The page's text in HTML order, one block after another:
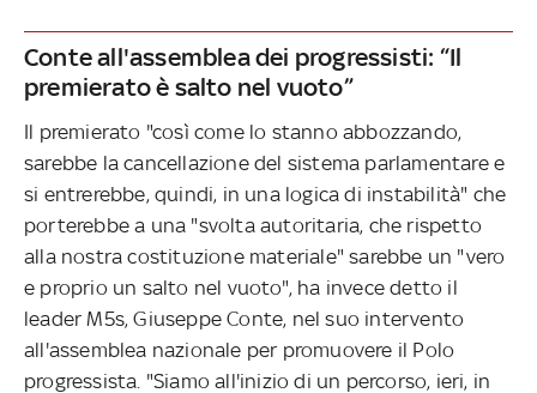
Conte all'assemblea dei progressisti: “Il
premierato è salto nel vuoto”
Il premierato "così come lo stanno abbozzando,
sarebbe la cancellazione del sistema parlamentare e
si entrerebbe, quindi, in una logica di instabilità" che
porterebbe a una "svolta autoritaria, che rispetto
alla nostra costituzione materiale" sarebbe un "vero
e proprio un salto nel vuoto", ha invece detto il
leader M5s, Giuseppe Conte, nel suo intervento
all'assemblea nazionale per promuovere il Polo
progressista. "Siamo all'inizio di un percorso, ieri, in